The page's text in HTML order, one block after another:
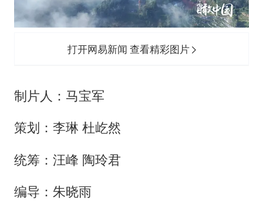
打开网易新闻 查看精彩图片
制片人：马宝军
策划：李琳 杜屹然
统筹：汪峰 陶玲君
编导：朱晓雨